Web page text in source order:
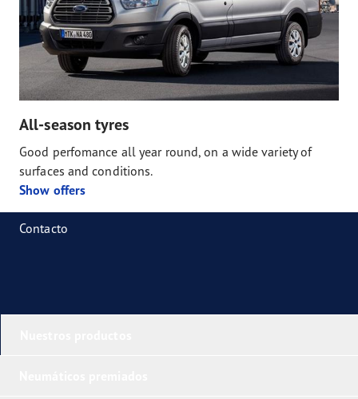
All-season tyres
Good perfomance all year round, on a wide variety of
surfaces and conditions.
Show offers
Contacto